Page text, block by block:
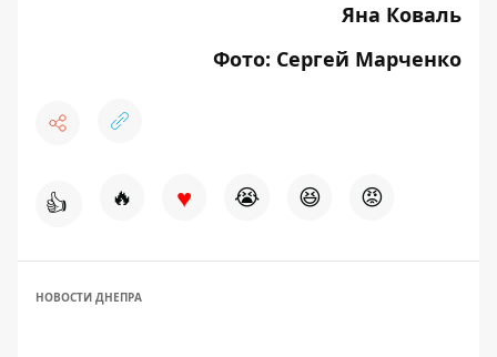
Яна Коваль
Фото: Сергей Марченко
👍 🔥 ♥ 😭 😆 😡
НОВОСТИ ДНЕПРА